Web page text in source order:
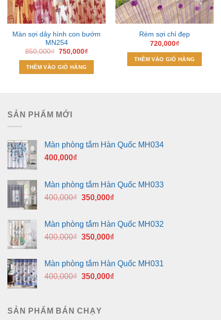
Màn sợi dây hình con bướm
MN254
850,000₫ Giá
là:
850,000₫.
750,000₫Giá
THÊM VÀO GIỎ HÀNG
Rèm sợi chỉ đẹp
720,000₫
THÊM VÀO GIỎ HÀNG
SẢN PHẨM MỚI
Màn phòng tắm Hàn Quốc MH034
400,000₫
Màn phòng tắm Hàn Quốc MH033
400,000₫ Giá
400,000₫.
350,000₫Giá
là:
350,000₫.
Màn phòng tắm Hàn Quốc MH032
400,000₫ Giá
400,000₫.
350,000₫Giá
là:
350,000₫.
Màn phòng tắm Hàn Quốc MH031
400,000₫ Giá
400,000₫.
350,000₫Giá
SẢN PHẨM BÁN CHẠY